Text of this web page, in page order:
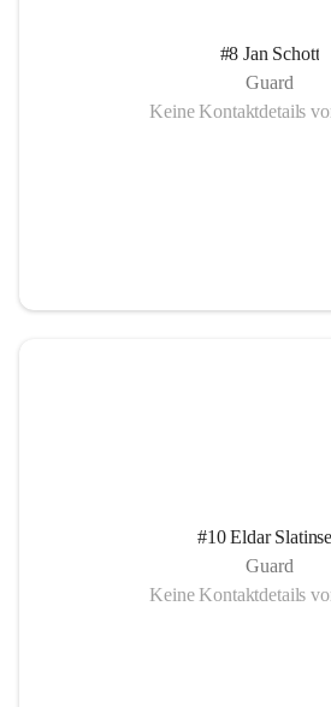
#8 Jan Schott
Guard
Keine Kontaktdetails
#10 Eldar
Guard
Keine Kontaktdetails